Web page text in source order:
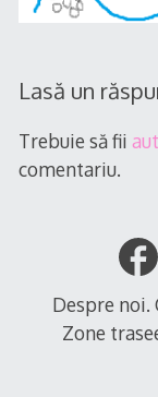
Lasă un
Trebuie să fii
comentariu.
Despre noi.
Zone